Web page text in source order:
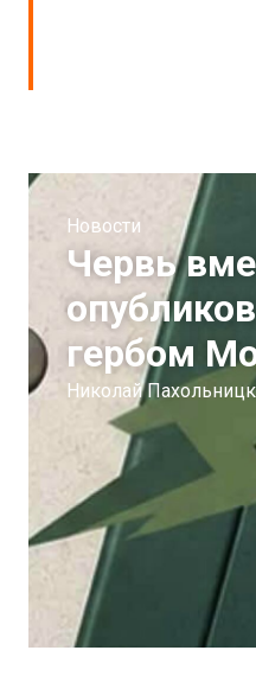
Новости
Червь
гербом
Николай